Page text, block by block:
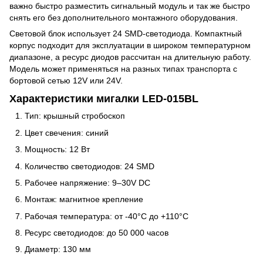
важно быстро разместить сигнальный модуль и так же быстро
снять его без дополнительного монтажного оборудования.
Световой блок использует 24 SMD-светодиода. Компактный
корпус подходит для эксплуатации в широком температурном
диапазоне, а ресурс диодов рассчитан на длительную работу.
Модель может применяться на разных типах транспорта с
бортовой сетью 12V или 24V.
Характеристики мигалки LED-015BL
Тип: крышный стробоскоп
Цвет свечения: синий
Мощность: 12 Вт
Количество светодиодов: 24 SMD
Рабочее напряжение: 9–30V DC
Монтаж: магнитное крепление
Рабочая температура: от -40°C до +110°C
Ресурс светодиодов: до 50 000 часов
Диаметр: 130 мм